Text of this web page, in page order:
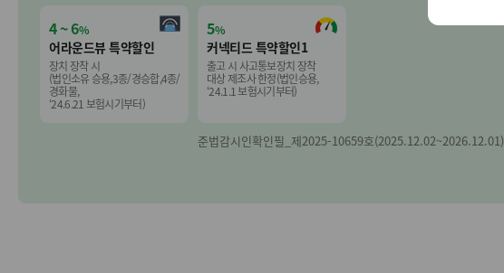
4 ~ 6%
어라운드뷰 특약할인
장치 장착 시
(법인소유 승용,3종/경승합,4종/
경화물,
‘24.6.21 보험시기부터)
5%
커넥티드 특약할인1
출고 시 사고통보장치 장착
대상 제조사 한정(법인승용,
‘24.1.1 보험시기부터)
준법감시인확인필_제2025-10659호(2025.12.02~2026.12.01)